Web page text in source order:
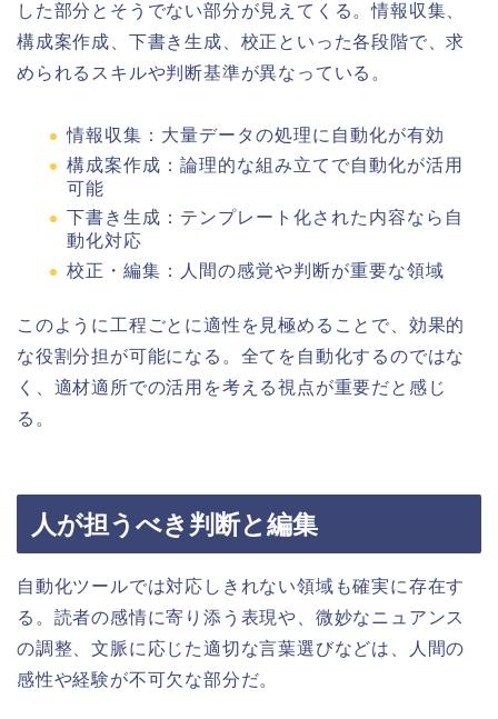
した部分とそうでない部分が見えてくる。情報収集、
構成案作成、下書き生成、校正といった各段階で、求
められるスキルや判断基準が異なっている。
情報収集：大量データの処理に自動化が有効
構成案作成：論理的な組み立てで自動化が活用
可能
下書き生成：テンプレート化された内容なら自
動化対応
校正・編集：人間の感覚や判断が重要な領域
このように工程ごとに適性を見極めることで、効果的
な役割分担が可能になる。全てを自動化するのではな
く、適材適所での活用を考える視点が重要だと感じ
る。
人が担うべき判断と編集
自動化ツールでは対応しきれない領域も確実に存在す
る。読者の感情に寄り添う表現や、微妙なニュアンス
の調整、文脈に応じた適切な言葉選びなどは、人間の
感性や経験が不可欠な部分だ。